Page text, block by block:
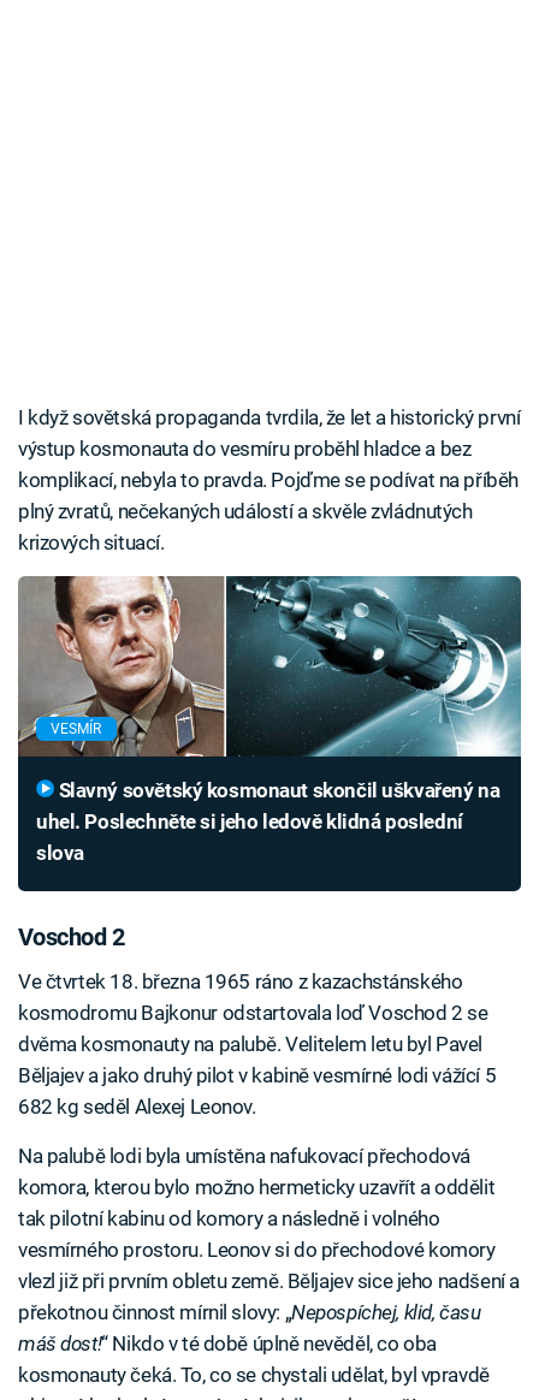
I když sovětská propaganda tvrdila, že let a historický první
výstup kosmonauta do vesmíru proběhl hladce a bez
komplikací, nebyla to pravda. Pojďme se podívat na příběh
plný zvratů, nečekaných událostí a skvěle zvládnutých
krizových situací.
VESMÍR
uhel. Poslechněte si jeho ledově klidná poslední
slova
Voschod 2
Ve čtvrtek 18. března 1965 ráno z kazachstánského
kosmodromu Bajkonur odstartovala loď Voschod 2 se
dvěma kosmonauty na palubě. Velitelem letu byl Pavel
Běljajev a jako druhý pilot v kabině vesmírné lodi vážící 5
682 kg seděl Alexej Leonov.
Na palubě lodi byla umístěna nafukovací přechodová
komora, kterou bylo možno hermeticky uzavřít a oddělit
tak pilotní kabinu od komory a následně i volného
vesmírného prostoru. Leonov si do přechodové komory
vlezl již při prvním obletu země. Běljajev sice jeho nadšení a
překotnou činnost mírnil slovy: „Nepospíchej, klid, času
máš dost!“ Nikdo v té době úplně nevěděl, co oba
kosmonauty čeká. To, co se chystali udělat, byl vpravdě